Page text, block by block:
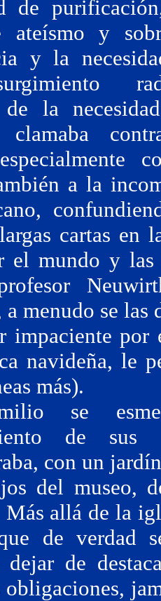
de
ateísmo y
y la
de la
a la
cartas en
el mundo y
a menudo se
impaciente por
navideña, le
más).
se
de sus
con un
del museo,
Más allá de la
de verdad
dejar de
obligaciones,